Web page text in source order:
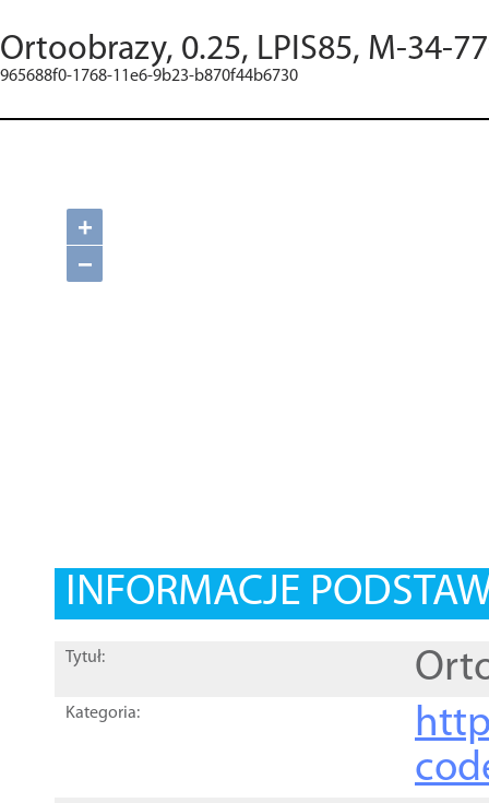
Ortoobrazy, 0.25, LPIS85, M-34-
965688f0-1768-11e6-9b23-b870f44b6730
+
−
INFORMACJE
Tytuł:
Kategoria: